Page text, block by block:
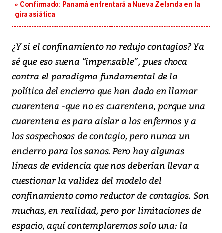
Confirmado: Panamá enfrentará a Nueva Zelanda en la
gira asiática
¿Y si el confinamiento no redujo contagios? Ya
sé que eso suena “impensable”, pues choca
contra el paradigma fundamental de la
política del encierro que han dado en llamar
cuarentena -que no es cuarentena, porque una
cuarentena es para aislar a los enfermos y a
los sospechosos de contagio, pero nunca un
encierro para los sanos. Pero hay algunas
líneas de evidencia que nos deberían llevar a
cuestionar la validez del modelo del
confinamiento como reductor de contagios. Son
muchas, en realidad, pero por limitaciones de
espacio, aquí contemplaremos solo una: la